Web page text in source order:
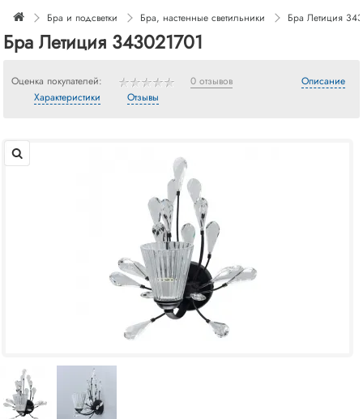
Бра и подсветки Бра, настенные светильники Бра Летиция
Бра Летиция 343021701
Оценка покупателей: 0 отзывов
Описание
Характеристики
Отзывы